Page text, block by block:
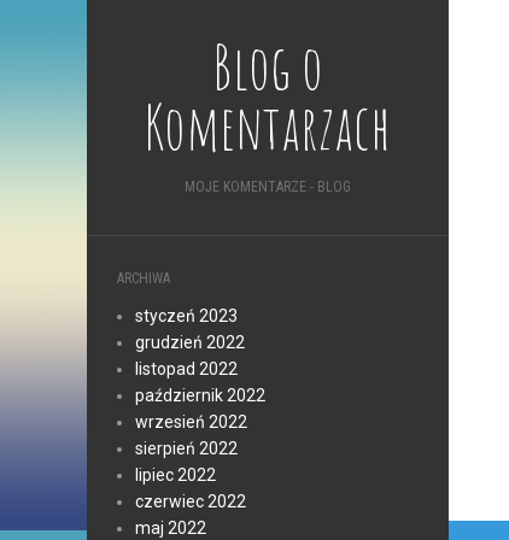
Blog o
Komentarzach
MOJE KOMENTARZE - BLOG
ARCHIWA
styczeń 2023
grudzień 2022
listopad 2022
październik 2022
wrzesień 2022
sierpień 2022
lipiec 2022
czerwiec 2022
maj 2022